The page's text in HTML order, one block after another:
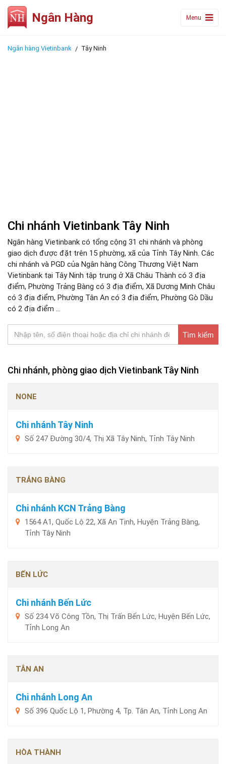
Ngân Hàng Menu
Ngân hàng Vietinbank Tây Ninh
Chi nhánh Vietinbank Tây Ninh
Ngân hàng Vietinbank có tổng cộng 31 chi nhánh và phòng
giao dịch được đặt trên 15 phường, xã của Tỉnh Tây Ninh. Các
chi nhánh và PGD của Ngân hàng Công Thương Việt Nam
Vietinbank tại Tây Ninh tập trung ở Xã Châu Thành có 3 địa
điểm, Phường Trảng Bàng có 3 địa điểm, Xã Dương Minh Châu
có 3 địa điểm, Phường Tân An có 3 địa điểm, Phường Gò Dầu
có 2 địa điểm ...
Tìm kiếm
Chi nhánh, phòng giao dịch Vietinbank Tây Ninh
NONE
Chi nhánh Tây Ninh
Số 247 Đường 30/4, Thị Xã Tây Ninh, Tỉnh Tây Ninh
TRẢNG BÀNG
Chi nhánh KCN Trảng Bàng
1564 A1, Quốc Lộ 22, Xã An Tịnh, Huyện Trảng Bàng,
Tỉnh Tây Ninh
BẾN LỨC
Chi nhánh Bến Lức
Số 234 Võ Công Tồn, Thị Trấn Bến Lức, Huyện Bến Lức,
Tỉnh Long An
TÂN AN
Chi nhánh Long An
Số 396 Quốc Lộ 1, Phường 4, Tp. Tân An, Tỉnh Long An
HÒA THÀNH